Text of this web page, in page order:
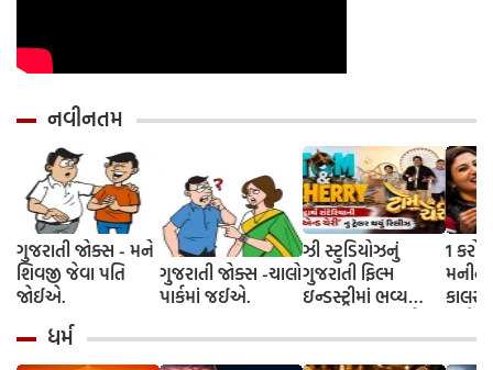
નવીનતમ
ગુજરાતી જોક્સ - મને
શિવજી જેવા પતિ
જોઈએ.
ગુજરાતી જોક્સ -ચાલો
પાર્કમાં જઈએ.
ઝી સ્ટુડિયોઝનું
ગુજરાતી ફિલ્મ
ઇન્ડસ્ટ્રીમાં ભવ્ય
રાંદેરિયાની 'ટોમ એન્ડ
1
મનીનુ
ધર્મ